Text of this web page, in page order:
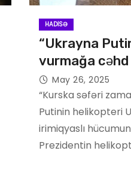
HADISƏ
“Ukrayna
vurmağa cəhd
May 26, 2025
“Kurska səfəri
Putinin helikopteri
irimiqyaslı
Prezidentin